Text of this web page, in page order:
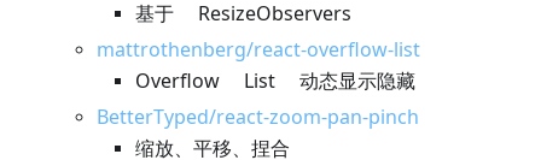
基于 ResizeObservers
mattrothenberg/react-overflow-list
Overflow List 动态显示隐藏
BetterTyped/react-zoom-pan-pinch
缩放、平移、捏合